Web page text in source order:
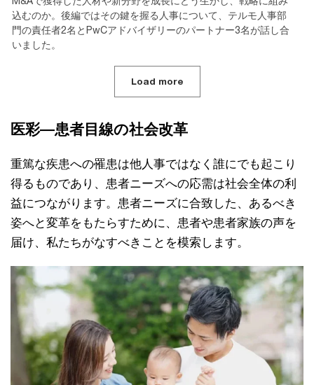
込むのか。後編ではその鍵を握る人事について、テルモ人事部
門の責任者2名とPwCアドバイザリーのパートナー3名が話し合
いました。
Load more
医彩―患者目線の社会改革
重篤な疾患への罹患は他人事ではなく誰にでも起こり
得るものであり、患者ニーズへの応需は社会全体の利
益につながります。患者ニーズに合致した、あるべき
姿へと変革をもたらすために、患者や患者家族の声を
届け、私たちがなすべきことを模索します。